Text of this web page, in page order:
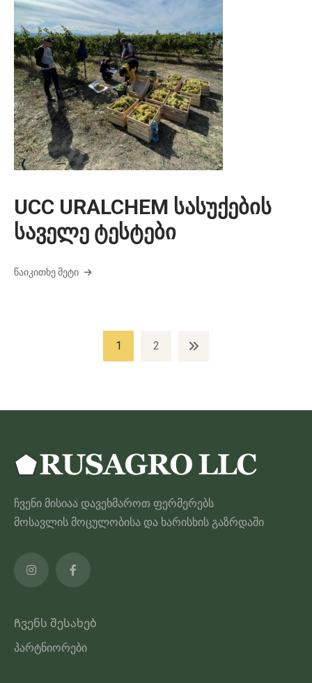
UCC URALCHEM სასუქების
საველე ტესტები
ᲬᲐᲘᲙᲘᲗᲮᲔ ᲛᲔᲢᲘ
ნავიგაცია
1 2
ჩვენი მისიაა დავეხმაროთ ფერმერებს
მოსავლის მოცულობისა და ხარისხის გაზრდაში
Ჩვენს შესახებ
პარტნიორები